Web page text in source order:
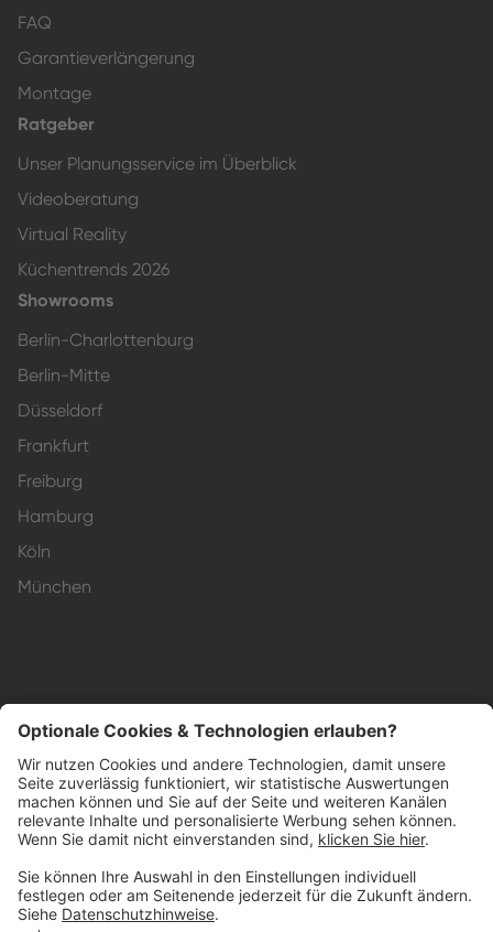
FAQ
Garantieverlängerung
Montage
Ratgeber
Unser Planungsservice im Überblick
Videoberatung
Virtual Reality
Küchentrends 2026
Showrooms
Berlin-Charlottenburg
Berlin-Mitte
Düsseldorf
Frankfurt
Freiburg
Hamburg
Köln
München
Impressum
Datenschutzerklärung